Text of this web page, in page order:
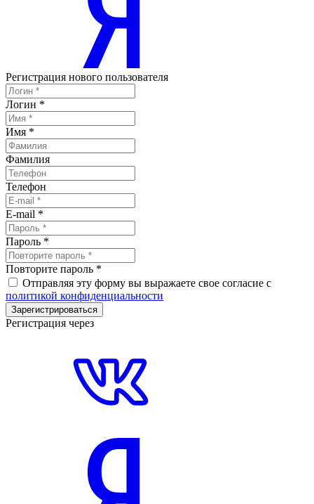
Регистрация нового пользователя
Логин *
Имя *
Фамилия
Телефон
E-mail *
Пароль *
Повторите пароль *
Отправляя эту форму вы выражаете свое согласие с
политикой конфиденциальности
Зарегистрироваться
Регистрация через